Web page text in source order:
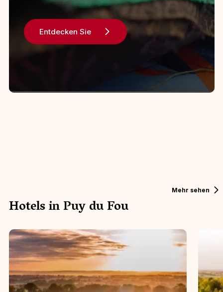
Entdecken Sie
Hotels in Puy du Fou
Mehr sehen
La Citadelle